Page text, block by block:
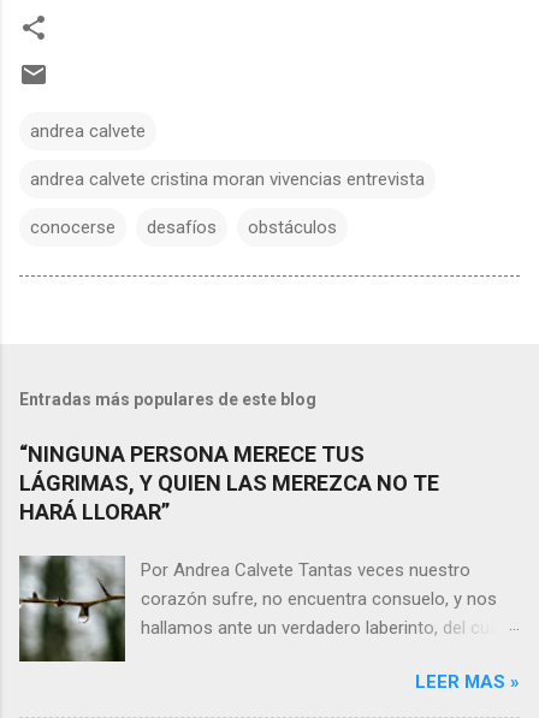
andrea calvete
andrea calvete cristina moran vivencias entrevista
conocerse desafíos obstáculos
Entradas más populares de este blog
“NINGUNA PERSONA MERECE TUS
LÁGRIMAS, Y QUIEN LAS MEREZCA NO TE
HARÁ LLORAR”
Por Andrea Calvete Tantas veces nuestro
corazón sufre, no encuentra consuelo, y nos
hallamos ante un verdadero laberinto, del cual
razones pierden el sentido, y las respuestas se
LEER MAS »